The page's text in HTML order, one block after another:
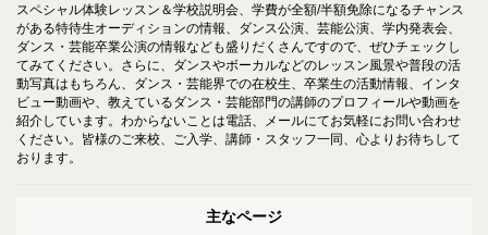
スペシャル体験レッスン＆学校説明会、学費が全額/半額免除になるチャンス
がある特待生オーディションの情報、ダンス公演、芸能公演、学内発表会、
ダンス・芸能卒業公演の情報なども盛りだくさんですので、ぜひチェックし
てみてください。さらに、ダンスやボーカルなどのレッスン風景や普段の活
動写真はもちろん、ダンス・芸能界での在校生、卒業生の活動情報、インタ
ビュー動画や、教えているダンス・芸能部門の講師のプロフィールや動画を
紹介しています。わからないことは電話、メールにてお気軽にお問い合わせ
ください。皆様のご来校、ご入学、講師・スタッフ一同、心よりお待ちして
おります。
主なページ